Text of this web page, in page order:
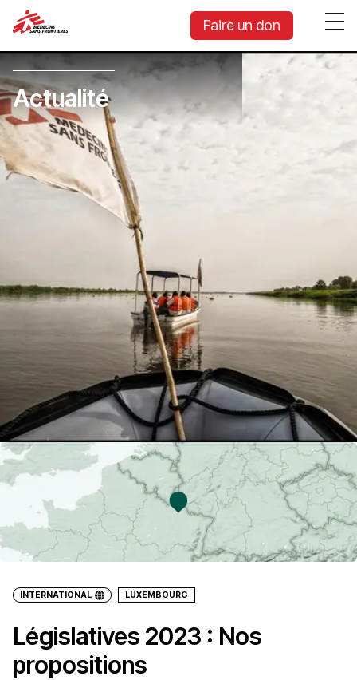
Faire un don
Actualité
INTERNATIONAL LUXEMBOURG
Législatives 2023 : Nos
propositions